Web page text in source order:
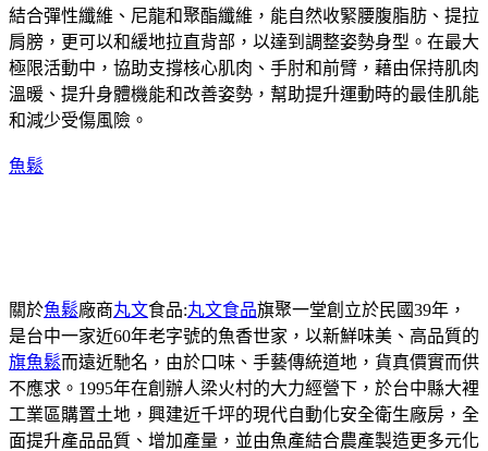
結合彈性纖維、尼龍和聚酯纖維，能自然收緊腰腹脂肪、提拉
肩膀，更可以和緩地拉直背部，以達到調整姿勢身型。在最大
極限活動中，協助支撐核心肌肉、手肘和前臂，藉由保持肌肉
溫暖、提升身體機能和改善姿勢，幫助提升運動時的最佳肌能
和減少受傷風險。
魚鬆
關於魚鬆廠商丸文食品:丸文食品旗聚一堂創立於民國39年，
是台中一家近60年老字號的魚香世家，以新鮮味美、高品質的
旗魚鬆而遠近馳名，由於口味、手藝傳統道地，貨真價實而供
不應求。1995年在創辦人梁火村的大力經營下，於台中縣大裡
工業區購置土地，興建近千坪的現代自動化安全衛生廠房，全
面提升產品品質、增加產量，並由魚產結合農產製造更多元化